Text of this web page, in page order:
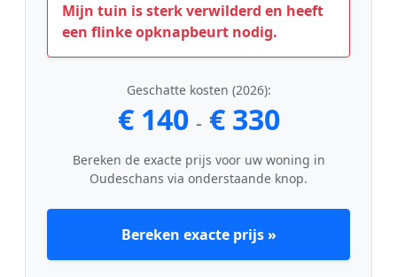
Mijn tuin is sterk verwilderd en heeft
een flinke opknapbeurt nodig.
Geschatte kosten (2026):
€ 140 - € 330
Bereken de exacte prijs voor uw woning in
Oudeschans via onderstaande knop.
Bereken exacte prijs »